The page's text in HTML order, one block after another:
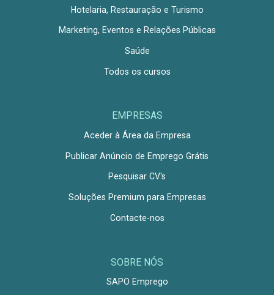
Hotelaria, Restauração e Turismo
Marketing, Eventos e Relações Públicas
Saúde
Todos os cursos
EMPRESAS
Aceder à Área da Empresa
Publicar Anúncio de Emprego Grátis
Pesquisar CV's
Soluções Premium para Empresas
Contacte-nos
SOBRE NÓS
SAPO Emprego